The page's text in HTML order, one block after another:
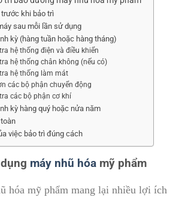
trước khi bảo trì
sau mỗi lần sử dụng
kỳ (hàng tuần hoặc hàng tháng)
hệ thống điện và điều khiển
hệ thống chân không (nếu có)
hệ thống làm mát
các bộ phận chuyển động
các bộ phận cơ khí
kỳ hàng quý hoặc nửa năm
việc bảo trì đúng cách
máy nhũ hóa mỹ phẩm
hóa mỹ phẩm mang lại nhiều lợi ích